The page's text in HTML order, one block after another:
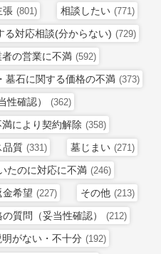
張 (801) 相談したい (771)
る対応相談(分からない) (729)
の営業に不満 (592)
墓石に関する価格の不満 (373)
性確認） (362)
により契約解除 (358)
品質 (331) 墓じまい (271)
たのに対応に不満 (246)
金希望 (227) その他 (213)
質問（妥当性確認） (212)
がない・不十分 (192)